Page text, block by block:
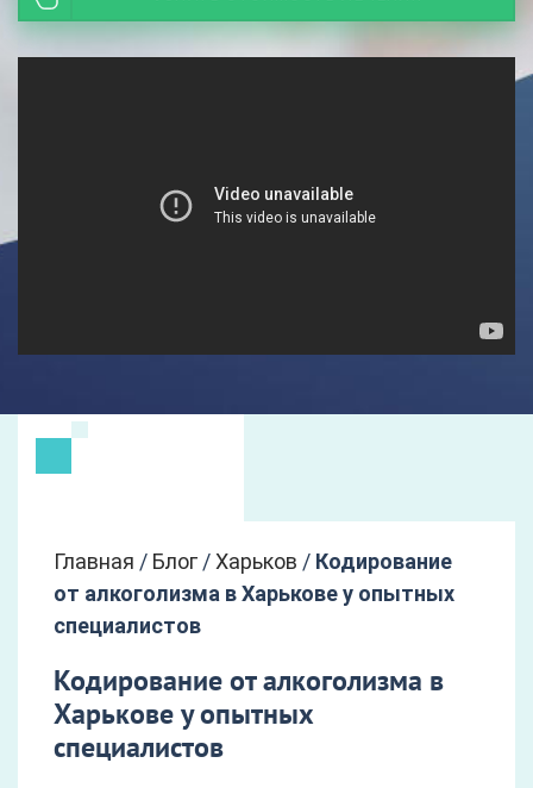
Главная / Блог /Харьков / Кодирование
от алкоголизма в Харькове у опытных
специалистов
Кодирование от алкоголизма в
Харькове у опытных
специалистов